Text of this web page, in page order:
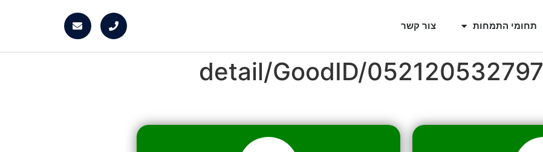
תחומי התמחות צור קשר
detail/GoodID/052120532797